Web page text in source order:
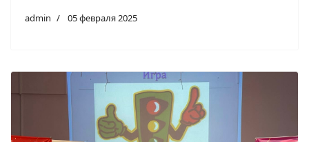
admin 05 февраля 2025